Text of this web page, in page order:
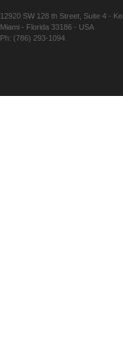
12920 SW 128 th Street, Suite 4 -
Miami - Florida 33186 - USA
Ph: (786) 293-1094